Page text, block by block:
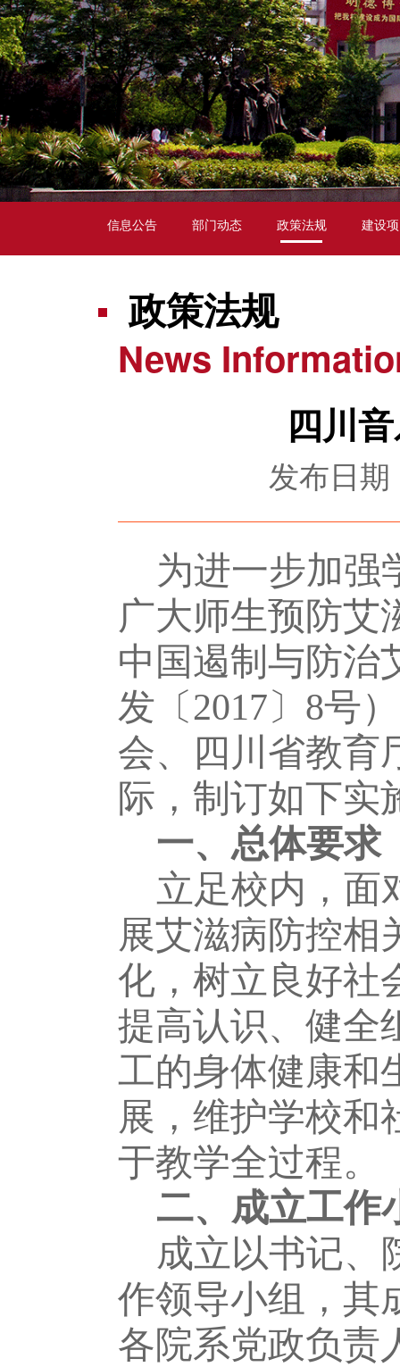
信息公告 部门动态 政策法规 建设
政策法规
News
四川
发布日
为进一步加强
广大师生预防艾
中国遏制与防治
发〔2017〕8号）
会、四川省教育
际，制订如下实
一、总体要求
立足校内，面
展艾滋病防控相
化，树立良好社
提高认识、健全
工的身体健康和
展，维护学校和
于教学全过程。
二、成立工作
成立以书记、
作领导小组，其
各院系党政负责